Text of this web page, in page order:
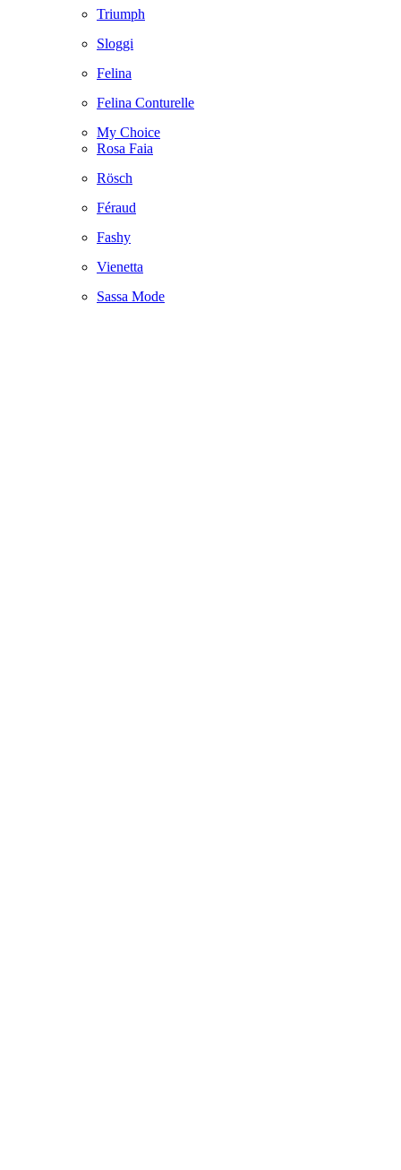
Triumph
Sloggi
Felina
Felina Conturelle
My Choice
Rosa Faia
Rösch
Féraud
Fashy
Vienetta
Sassa Mode